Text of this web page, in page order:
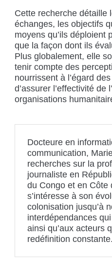
Cette recherche détaille
échanges, les objectifs
moyens qu’ils déploient
que la façon dont ils
Plus globalement, elle
tenir compte des
nourrissent à l’égard
d’assurer l’effectivité de
organisations
Docteure en
communication,
recherches sur la
journaliste en
du Congo et en Côte
s’intéresse à son
colonisation jusqu’à
interdépendances
ainsi qu’aux acteurs
redéfinition constante.